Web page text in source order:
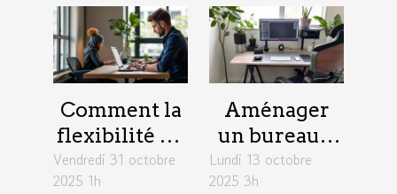
Comment la
flexibilité du
travail
influence la
Vendredi 31 octobre
2025 1h
Aménager
un bureau à
domicile :
astuces pour
Lundi 13 octobre
2025 3h